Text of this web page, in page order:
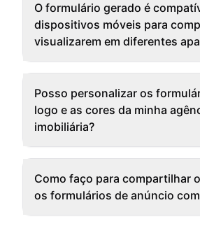
O formulário gerado é
dispositivos móveis para
visualizarem em diferentes
Posso personalizar os
logo e as cores da minha
imobiliária?
Como faço para compartilhar
os formulários de anúncio